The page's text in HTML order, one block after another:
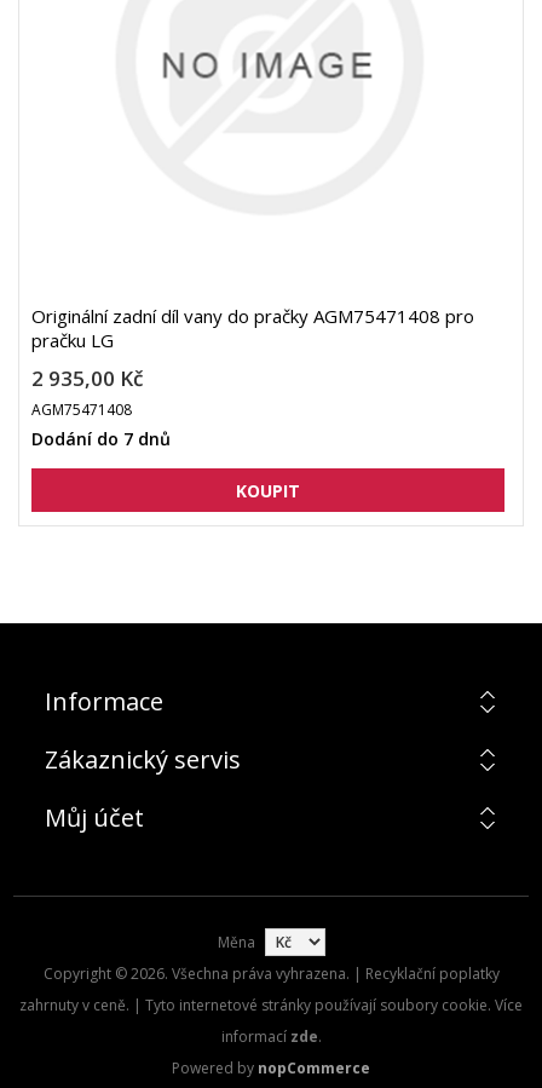
Originální zadní díl vany do pračky AGM75471408 pro
pračku LG
2 935,00 Kč
AGM75471408
Dodání do 7 dnů
Informace
Zákaznický servis
Můj účet
Měna
Copyright © 2026. Všechna práva vyhrazena. | Recyklační poplatky
zahrnuty v ceně. | Tyto internetové stránky používají soubory cookie. Více
informací zde.
Powered by nopCommerce